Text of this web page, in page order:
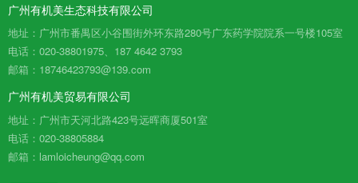
广州有机美生态科技有限公司
地址：广州市番禺区小谷围街外环东路280号广东药学院院系一号楼105室
电话：020-38801975、187 4642 3793
邮箱：18746423793@139.com
广州有机美贸易有限公司
地址：广州市天河北路423号远晖商厦501室
电话：020-38805884
邮箱：lamloicheung@qq.com